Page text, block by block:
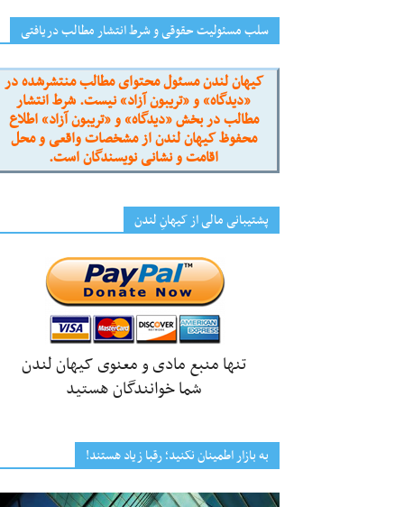
سلب مسئولیت حقوقی و شرط انتشار مطالب دریافتی
کیهان لندن مسئول محتوای مطالب منتشرشده در
«دیدگاه» و «تریبون آزاد» نیست. شرط انتشار
مطالب در بخش «دیدگاه» و «تریبون آزاد» اطلاع
محفوظ کیهان لندن از مشخصات واقعی و محل
اقامت و نشانی نویسندگان است.
پشتیبانی مالی از کیهانِ لندن
تنها منبع مادی و معنوی کیهان لندن
شما خوانندگان هستید
به بازار اطمینان نکنید؛ رقبا زیاد هستند!